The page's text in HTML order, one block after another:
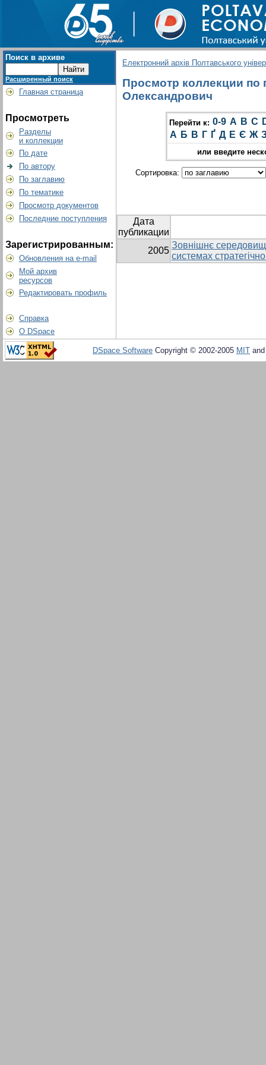
Поиск в архиве
Расширенный поиск
Главная страница
Просмотреть
Разделы
и коллекции
По дате
По автору
По заглавию
По тематике
Просмотр документов
Последние поступления
Зарегистрированным:
Обновления на e-mail
Мой архив
ресурсов
Редактировать профиль
Справка
О DSpace
Електронний архів Полтавського
Просмотр коллекции по
Олександрович
Перейти к: 0-9 A B C
А Б В Г Ґ Д Е Є Ж
или введите
Сортировка:
Дата
публикации
2005
Зовнішнє
системах
DSpace Software Copyright © 2002-2005 MIT